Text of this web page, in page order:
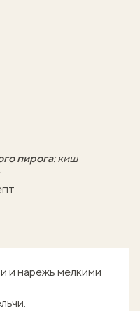
пирога:киш
и нарежь мелкими